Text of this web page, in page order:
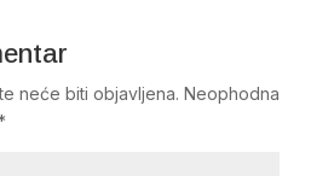
neće biti objavljena. Neophodna